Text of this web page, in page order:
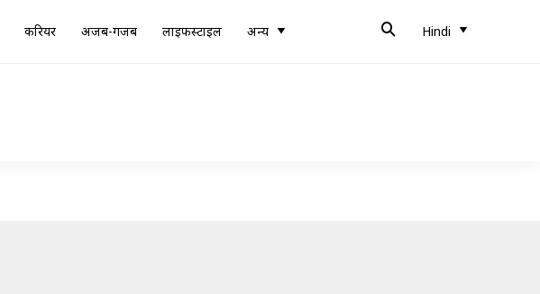
करियर अजब-गजब लाइफस्टाइल अन्य Hindi